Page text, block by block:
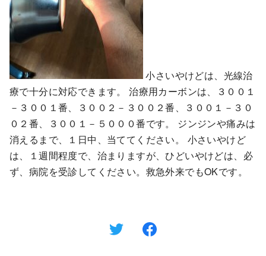
小さいやけどは、光線治
療で十分に対応できます。 治療用カーボンは、３００１
－３００１番、３００２－３００２番、３００１－３０
０２番、３００１－５０００番です。 ジンジンや痛みは
消えるまで、１日中、当ててください。 小さいやけど
は、１週間程度で、治まりますが、ひどいやけどは、必
ず、病院を受診してください。救急外来でもOKです。